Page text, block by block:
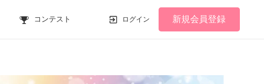
コンテスト ログイン 新規会員登録